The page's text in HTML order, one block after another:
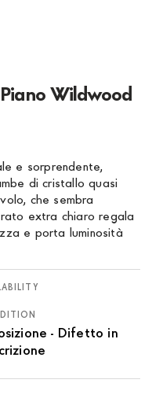
Wildwood
e sorprendente,
di cristallo quasi
che sembra
extra chiaro regala
e porta luminosità
- Difetto in